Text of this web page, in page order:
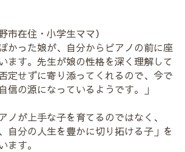
市在住・小学生ママ）
かった娘が、自分からピアノの前に座
ます。先生が娘の性格を深く理解して
定せずに寄り添ってくれるので、今で
信の源になっているようです。」
ノが上手な子を育てるのではなく、
自分の人生を豊かに切り拓ける子」を
ます。